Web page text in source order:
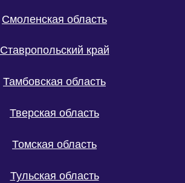
Смоленская область
Ставропольский край
Тамбовская область
Тверская область
Томская область
Тульская область